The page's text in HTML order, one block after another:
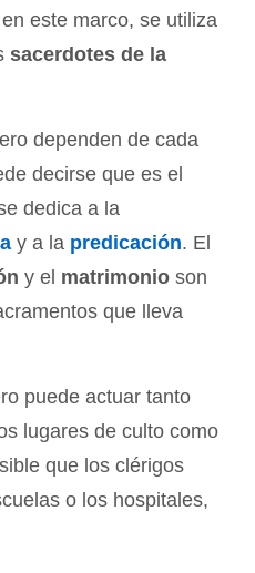
este marco, se utiliza
sacerdotes de la
dependen de cada
decirse que es el
dedica a la
y a la predicación. El
y el matrimonio son
que lleva
puede actuar tanto
lugares de culto como
que los clérigos
o los hospitales,